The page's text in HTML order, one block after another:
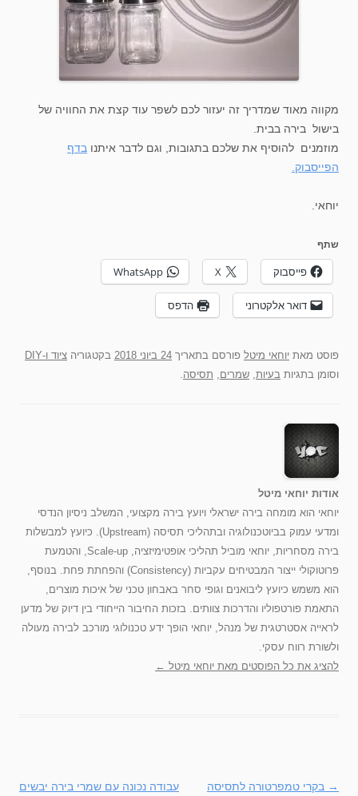
מקווה מאוד שמדריך זה יעזור לכם לשפר עוד קצת את החוויה של
בישול בירה בבית.
מוזמנים להוסיף את שלכם בתגובות, וגם לדבר איתנו בדף
הפייסבוק.
יוחאי.
שתף
פייסבוק X
WhatsApp
דואר אלקטרוני הדפס
פוסט מאת יוחאי מיטל פורסם בתאריך 24 ביוני 2018 בקטגוריה ציוד ו-DIY
וסומן בתגיות בעיות שמרים תסיסה
אודות יוחאי מיטל
יוחאי הוא מומחה בירה ישראלי ויועץ בירה מקצועי, המשלב ניסיון הנדסי
ומדעי עמוק בביוטכנולוגיה ובתהליכי תסיסה (Upstream). כיועץ למבשלות
בירה מסחריות, יוחאי מוביל תהליכי אופטימיזציה, Scale-up, והטמעת
פרוטוקולי ייצור המבטיחים עקביות (Consistency) והפחתת פחת. בנוסף,
הוא משמש כיועץ ליבואנים וגופי סחר באבחון טכני של איכות מוצרים,
התאמת פורטפוליו והדרכות צוותים. בזכות החיבור הייחודי בין דיוק של מדען
לראייה אסטרטגית של מנהל, יוחאי הופך ידע טכנולוגי מורכב לבירה מעולה
ולשורת רווח עסקי.
להציג את כל הפוסטים מאת יוחאי מיטל‏ ←
ניווט
→ בקרי טמפרטורה לתסיסה
עבודה נכונה עם שמרי בירה יבשים